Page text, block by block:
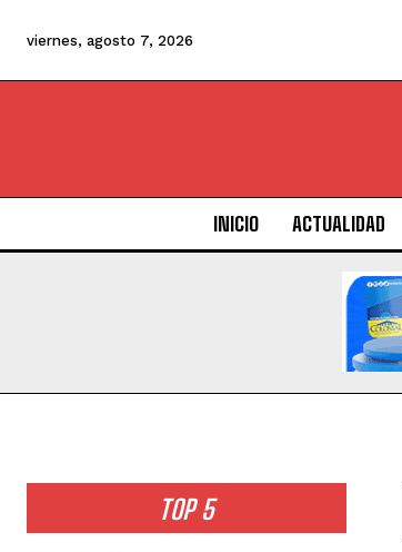
viernes, agosto 7, 2026
INICIO ACTUALIDAD
TOP 5